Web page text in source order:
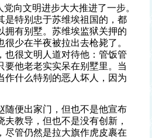
向文明进步大大推进了一步。
是特别忠于苏维埃祖国的，都
拥有别墅。苏维埃监狱关押的
少在半夜被拉出去枪毙了。
也很文明人道对待他：管饭管
要他老老实实呆在别墅里。当
作什么特别的恶人坏人，因为
随便出家门，但也不是他宣布
教导，但也不是没有创新，
尽管仍然是拉大旗作虎皮裹在